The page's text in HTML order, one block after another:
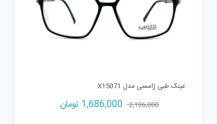
عینک طبی ژامسی مدل X15071
2,186,000
قیمت
1,686,000 تومان